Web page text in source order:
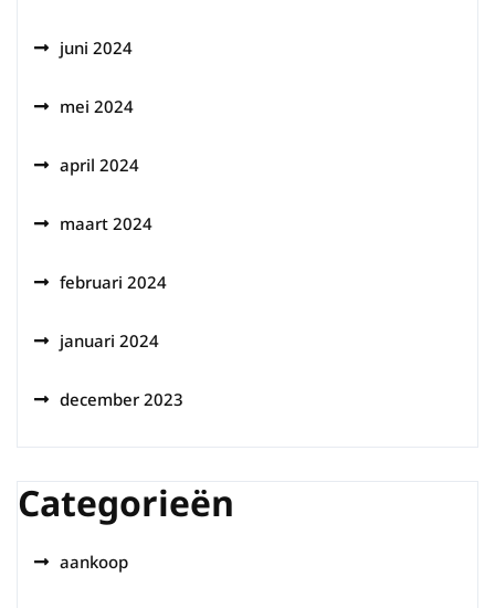
juni 2024
mei 2024
april 2024
maart 2024
februari 2024
januari 2024
december 2023
Categorieën
aankoop